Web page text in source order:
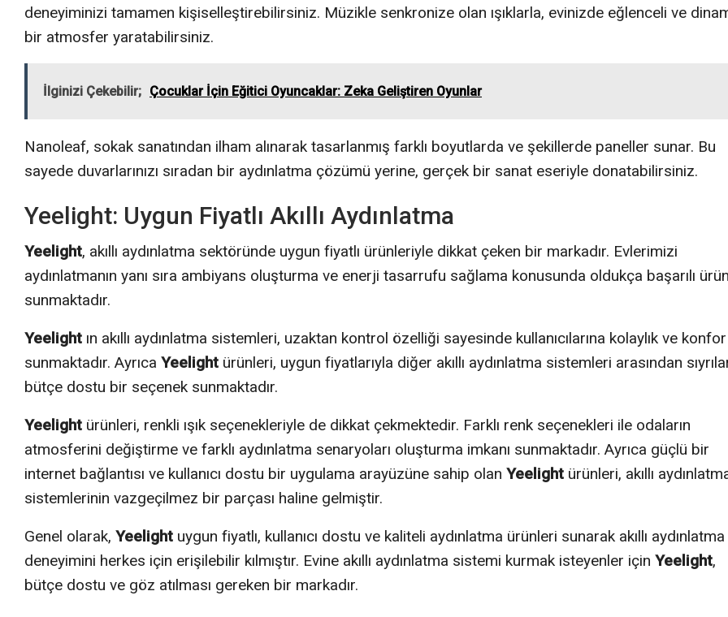
deneyiminizi tamamen kişiselleştirebilirsiniz. Müzikle senkronize olan ışıklarla, evinizde eğlenceli ve
bir atmosfer yaratabilirsiniz.
İlginizi Çekebilir; Çocuklar İçin Eğitici Oyuncaklar: Zeka Geliştiren Oyunlar
Nanoleaf, sokak sanatından ilham alınarak tasarlanmış farklı boyutlarda ve şekillerde paneller sunar. Bu
sayede duvarlarınızı sıradan bir aydınlatma çözümü yerine, gerçek bir sanat eseriyle donatabilirsiniz.
Yeelight: Uygun Fiyatlı Akıllı Aydınlatma
Yeelight, akıllı aydınlatma sektöründe uygun fiyatlı ürünleriyle dikkat çeken bir markadır. Evlerimizi
aydınlatmanın yanı sıra ambiyans oluşturma ve enerji tasarrufu sağlama konusunda oldukça başarılı
sunmaktadır.
Yeelight ın akıllı aydınlatma sistemleri, uzaktan kontrol özelliği sayesinde kullanıcılarına kolaylık ve konfor
sunmaktadır. Ayrıca Yeelight ürünleri, uygun fiyatlarıyla diğer akıllı aydınlatma sistemleri arasından
bütçe dostu bir seçenek sunmaktadır.
Yeelight ürünleri, renkli ışık seçenekleriyle de dikkat çekmektedir. Farklı renk seçenekleri ile odaların
atmosferini değiştirme ve farklı aydınlatma senaryoları oluşturma imkanı sunmaktadır. Ayrıca güçlü bir
internet bağlantısı ve kullanıcı dostu bir uygulama arayüzüne sahip olan Yeelight ürünleri, akıllı
sistemlerinin vazgeçilmez bir parçası haline gelmiştir.
Genel olarak, Yeelight uygun fiyatlı, kullanıcı dostu ve kaliteli aydınlatma ürünleri sunarak akıllı aydınlatma
deneyimini herkes için erişilebilir kılmıştır. Evine akıllı aydınlatma sistemi kurmak isteyenler için Yeelight,
bütçe dostu ve göz atılması gereken bir markadır.